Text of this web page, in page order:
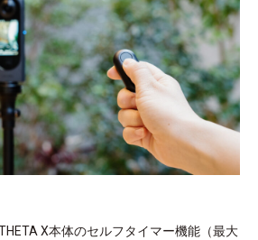
X本体のセルフタイマー機能（最大